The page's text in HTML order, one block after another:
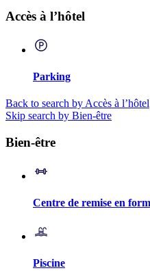
Accès à l’hôtel
Parking
Back to search by Accès à l’hôtel
Skip search by Bien-être
Bien-être
Centre de remise en
Piscine